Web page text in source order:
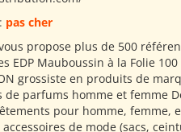
pas cher
propose plus de 500
EDP Mauboussin à la Folie 100
grossiste en produits de
de parfums homme et femme
pour homme, femme,
de mode (sacs,